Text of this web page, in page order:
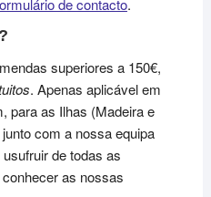
de contacto.
superiores a 150€,
. Apenas aplicável em
para as Ilhas (Madeira e
com a nossa equipa
de todas as
as nossas